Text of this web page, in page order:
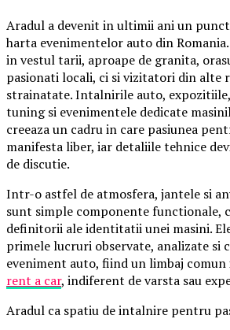
Aradul a devenit in ultimii ani un
harta evenimentelor auto din
in vestul tarii, aproape de granita,
pasionati locali, ci si vizitatori din alte
strainatate. Intalnirile auto,
tuning si evenimentele dedicate
creeaza un cadru in care pasiunea
manifesta liber, iar detaliile tehnice
de discutie.
Intr-o astfel de atmosfera, jantele si
sunt simple componente functionale,
definitorii ale identitatii unei masini.
primele lucruri observate, analizate si
eveniment auto, fiind un limbaj
rent a car, indiferent de varsta sau
Aradul ca spatiu de intalnire pentru